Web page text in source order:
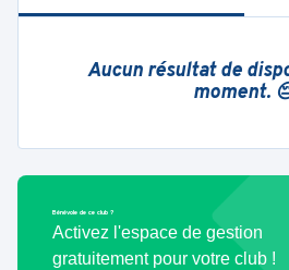
Aucun résultat de
moment.
Bénévole de ce club ?
Activez l'espace de gestion
gratuitement pour votre club !